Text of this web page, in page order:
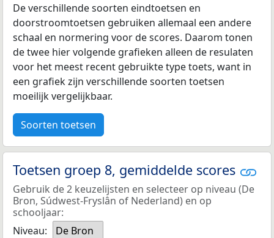
De verschillende soorten eindtoetsen en
doorstroomtoetsen gebruiken allemaal een andere
schaal en normering voor de scores. Daarom tonen
de twee hier volgende grafieken alleen de resulaten
voor het meest recent gebruikte type toets, want in
een grafiek zijn verschillende soorten toetsen
moeilijk vergelijkbaar.
Soorten toetsen
Toetsen groep 8, gemiddelde scores
Gebruik de 2 keuzelijsten en selecteer op niveau (De
Bron, Súdwest-Fryslân of Nederland) en op
schooljaar:
Niveau:
De Bron